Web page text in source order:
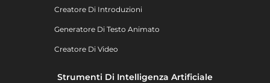
Creatore Di Introduzioni
Generatore Di Testo Animato
Creatore Di Video
Strumenti Di Intelligenza Artificiale